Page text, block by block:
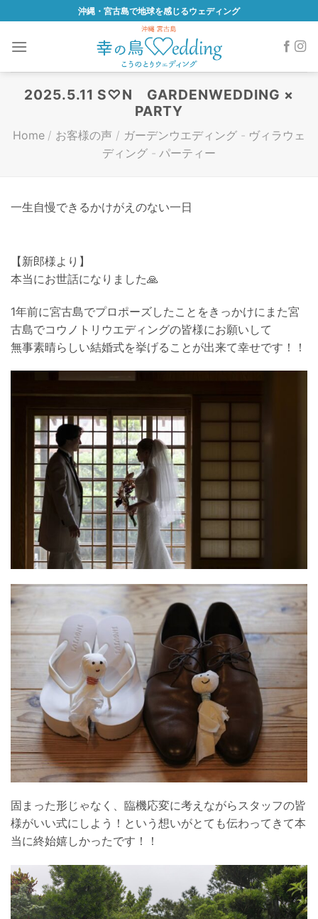
to
content
沖縄・宮古島で地球を感じるウェディング
2025.5.11 S♡N GARDENWEDDING ×
PARTY
Home / お客様の声 / ガーデンウエディング - ヴィラウェ
ディング - パーティー
一生自慢できるかけがえのない一日
【新郎様より】
本当にお世話になりました🙏
1年前に宮古島でプロポーズしたことをきっかけにまた宮
古島でコウノトリウエディングの皆様にお願いして
無事素晴らしい結婚式を挙げることが出来て幸せです！！
固まった形じゃなく、臨機応変に考えながらスタッフの皆
様がいい式にしよう！という想いがとても伝わってきて本
当に終始嬉しかったです！！